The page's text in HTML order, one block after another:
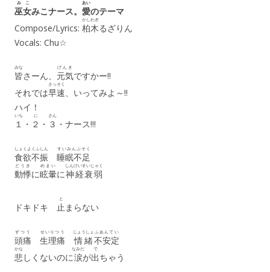
巫女
みこ
みこナース。 愛
あい
のテーマ
Compose/Lyrics: 柏木
かしわぎ
るざりん
Vocals: Chu☆
皆
みな
さーん、 元気
げんき
ですかー!!
それでは早速
さっそく
、いってみよ～!!
ハイ！
１
いち
・ ２
に
・ ３
さん
・ナース!!!
食欲不振
しょくよくふしん
睡眠不足
すいみんぶそく
動悸
どうき
に眩暈
めまい
に神経衰弱
しんけいすいじゃく
ドキドキ 止
と
まらない
頭痛
ずつう
生理痛
せいりつう
情緒
じょうしょ
不安定
ふあんてい
悲
かな
しくないのに涙
なみだ
が出
で
ちゃう